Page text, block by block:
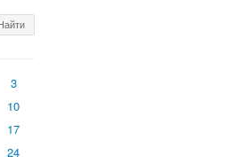
3
10
17
24